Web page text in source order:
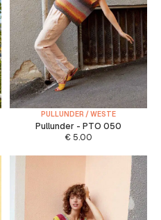
PULLUNDER / WESTE
Pullunder - PTO 050
€ 5.00